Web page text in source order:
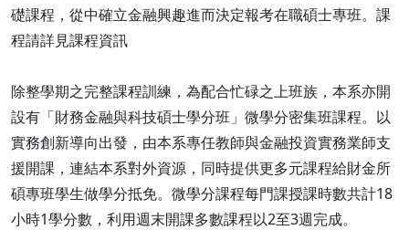
礎課程，從中確立金融興趣進而決定報考在職碩士專班。課
程請詳見課程資訊
除整學期之完整課程訓練，為配合忙碌之上班族，本系亦開
設有「財務金融與科技碩士學分班」微學分密集班課程。以
實務創新導向出發，由本系專任教師與金融投資實務業師支
援開課，連結本系對外資源，同時提供更多元課程給財金所
碩專班學生做學分抵免。微學分課程每門課授課時數共計18
小時1學分數，利用週末開課多數課程以2至3週完成。